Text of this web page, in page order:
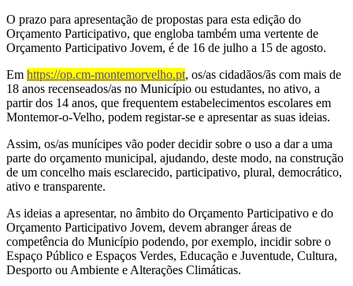
O prazo para apresentação de propostas para esta edição do
Orçamento Participativo, que engloba também uma vertente de
Orçamento Participativo Jovem, é de 16 de julho a 15 de agosto.
Em https://op.cm-montemorvelho.pt, os/as cidadãos/ãs com mais de
18 anos recenseados/as no Município ou estudantes, no ativo, a
partir dos 14 anos, que frequentem estabelecimentos escolares em
Montemor-o-Velho, podem registar-se e apresentar as suas ideias.
Assim, os/as munícipes vão poder decidir sobre o uso a dar a uma
parte do orçamento municipal, ajudando, deste modo, na construção
de um concelho mais esclarecido, participativo, plural, democrático,
ativo e transparente.
As ideias a apresentar, no âmbito do Orçamento Participativo e do
Orçamento Participativo Jovem, devem abranger áreas de
competência do Município podendo, por exemplo, incidir sobre o
Espaço Público e Espaços Verdes, Educação e Juventude, Cultura,
Desporto ou Ambiente e Alterações Climáticas.